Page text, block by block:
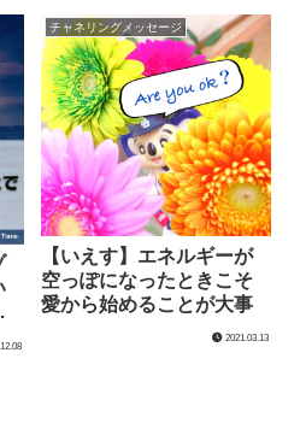
チャネリングメッセージ
【いえす】エネルギーが
空っぽになったときこそ
愛から始めることが大事
2021.03.13